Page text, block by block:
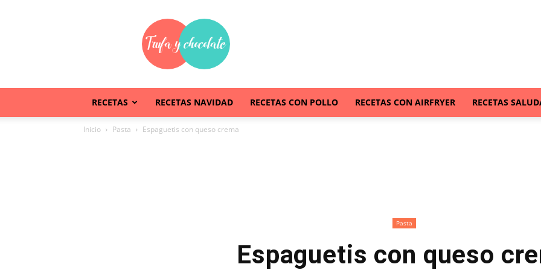
Trufaychocolate
RECETAS RECETAS NAVIDAD RECETAS CON POLLO RECETAS CON AIRFRYER RECETAS
Inicio Pasta Espaguetis con queso crema
Pasta
Espaguetis con queso